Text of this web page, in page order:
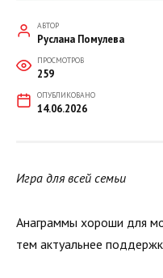
АВТОР
Руслана Помулева
ПРОСМОТРОВ
259
ОПУБЛИКОВАНО
14.06.2026
Игра для всей семьи
Анаграммы хороши для
тем актуальнее